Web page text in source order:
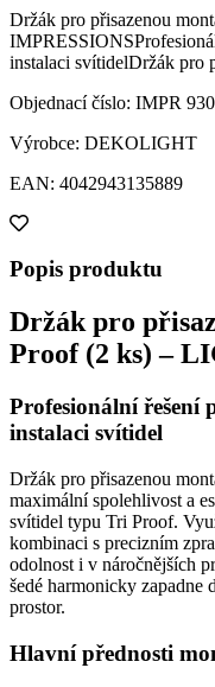
Držák pro přisazenou
instalaci svítidelDržák pro
Objednací číslo: IMPR
Výrobce: DEKOLIGHT
EAN: 4042943135889
Popis produktu
Držák pro
Proof (2 ks) –
Profesionální řešení
instalaci svítidel
Držák pro přisazenou
maximální spolehlivost a
svítidel typu Tri Proof.
kombinaci s precizním
odolnost i v náročnějších
šedé harmonicky zapadne
prostor.
Hlavní přednosti